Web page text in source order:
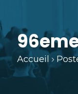
Accueil